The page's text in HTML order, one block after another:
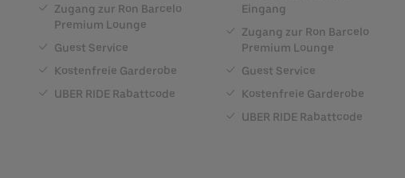
Zugang zur Ron Barcelo
Premium Lounge
Guest Service
Kostenfreie Garderobe
UBER RIDE Rabattcode
Eingang
Zugang zur Ron Barcelo
Premium Lounge
Guest Service
Kostenfreie Garderobe
UBER RIDE Rabattcode